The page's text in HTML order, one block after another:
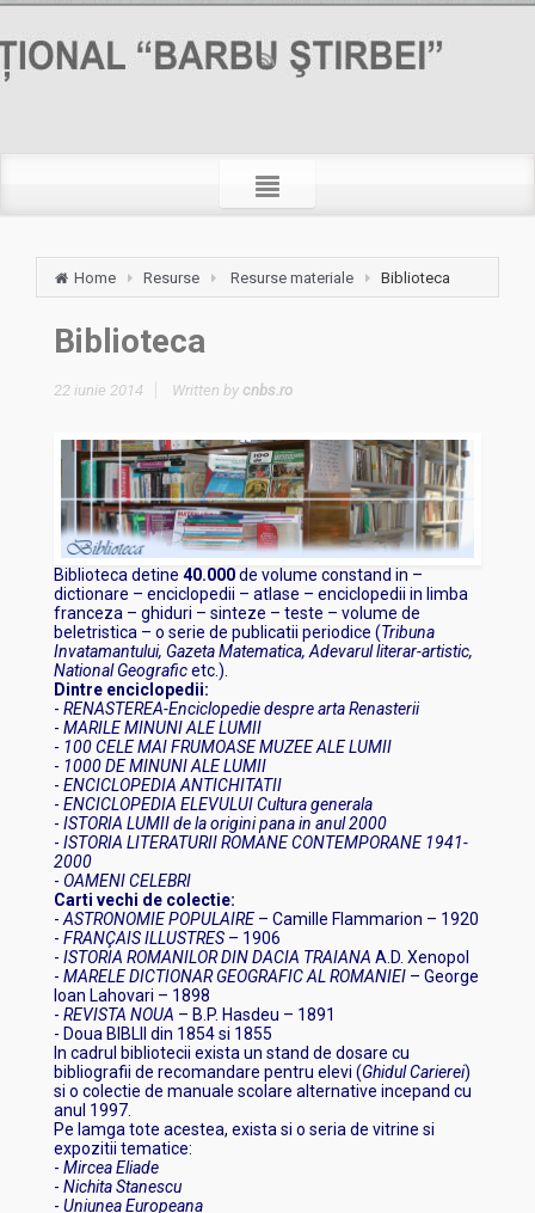
Home Resurse Resurse materiale Biblioteca
Biblioteca
22 iunie 2014 Written by cnbs.ro
Biblioteca detine 40.000de volume constand in –
dictionare – enciclopedii – atlase – enciclopedii in limba
franceza – ghiduri – sinteze – teste – volume de
beletristica – o serie de publicatii periodice (Tribuna
Invatamantului, Gazeta Matematica, Adevarul literar-artistic,
National Geograficetc.).
Dintre enciclopedii:
- RENASTEREA-Enciclopedie despre arta Renasterii
- MARILE MINUNI ALE LUMII
- 100 CELE MAI FRUMOASE MUZEE ALE LUMII
- 1000 DE MINUNI ALE LUMII
- ENCICLOPEDIA ANTICHITATII
- ENCICLOPEDIA ELEVULUI Cultura generala
- ISTORIA LUMII de la origini pana in anul 2000
- ISTORIA LITERATURII ROMANE CONTEMPORANE 1941-
2000
- OAMENI CELEBRI
Carti vechi de colectie:
- ASTRONOMIE POPULAIRE– Camille Flammarion – 1920
- FRANÇAIS ILLUSTRES – 1906
- ISTORIA ROMANILOR DIN DACIA TRAIANA A.D. Xenopol
- MARELE DICTIONAR GEOGRAFIC AL ROMANIEI – George
Ioan Lahovari – 1898
- REVISTA NOUA – B.P. Hasdeu – 1891
- Doua BIBLII din 1854 si 1855
In cadrul bibliotecii exista un stand de dosare cu
bibliografii de recomandare pentru elevi (Ghidul Carierei)
si o colectie de manuale scolare alternative incepand cu
anul 1997.
Pe lamga tote acestea, exista si o seria de vitrine si
expozitii tematice:
- Mircea Eliade
- Nichita Stanescu
- Uniunea Europeana